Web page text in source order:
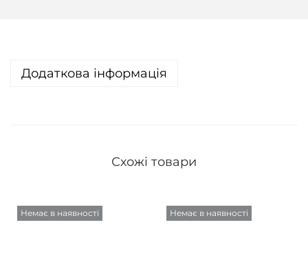
Додаткова інформація
Схожі товари
Немає в наявності Немає в наявності